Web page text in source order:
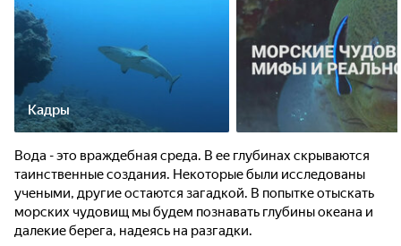
Кадры
Вода - это враждебная среда. В ее глубинах скрываются
таинственные создания. Некоторые были исследованы
учеными, другие остаются загадкой. В попытке отыскать
морских чудовищ мы будем познавать глубины океана и
далекие берега, надеясь на разгадки.